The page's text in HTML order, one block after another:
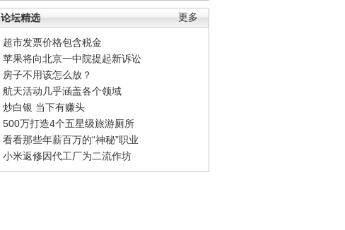
更多
论坛精选
超市发票价格包含税金
苹果将向北京一中院提起新诉讼
房子不用该怎么放？
航天活动几乎涵盖各个领域
炒白银 当下有赚头
500万打造4个五星级旅游厕所
看看那些年薪百万的“神秘”职业
小米返修因代工厂为二流作坊